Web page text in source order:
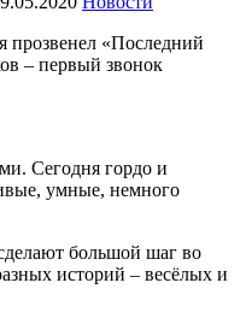
прозвенел «Последний
– первый звонок
Сегодня гордо и
умные, немного
большой шаг во
историй – весёлых и